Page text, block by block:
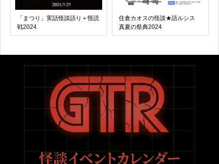
「まつり」実話怪談語り＋怪読
戦2024
住倉カオスの怪談★語ルシス
真夏の祭典2024